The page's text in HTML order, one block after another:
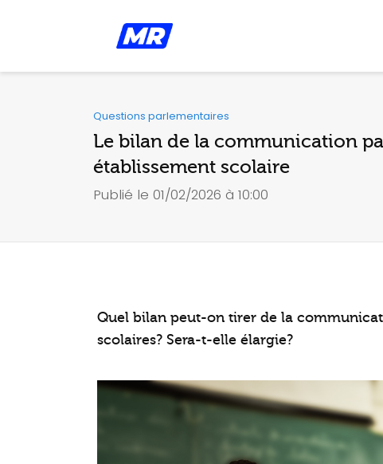
Questions parlementaires
Le bilan de la communication
établissement scolaire
Publié le 01/02/2026 à 10:00
Quel bilan peut-on tirer de la
scolaires? Sera-t-elle élargie?